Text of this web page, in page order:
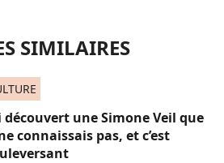
SIMILAIRES
découvert une Simone Veil que
connaissais pas, et c’est